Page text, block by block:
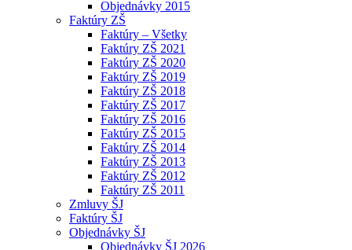
Objednávky 2015
Faktúry ZŠ
Faktúry – Všetky
Faktúry ZŠ 2021
Faktúry ZŠ 2020
Faktúry ZŠ 2019
Faktúry ZŠ 2018
Faktúry ZŠ 2017
Faktúry ZŠ 2016
Faktúry ZŠ 2015
Faktúry ZŠ 2014
Faktúry ZŠ 2013
Faktúry ZŠ 2012
Faktúry ZŠ 2011
Zmluvy ŠJ
Faktúry ŠJ
Objednávky ŠJ
Objednávky ŠJ 2026